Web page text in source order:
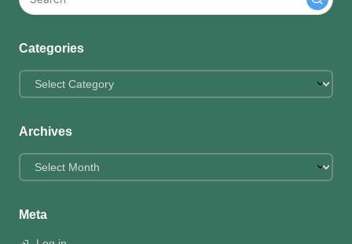
Categories
Categories
Archives
Archives
Meta